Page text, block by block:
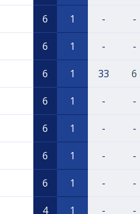
6 1 - -
6 1 - -
6 1 33 6
6 1 - -
6 1 - -
6 1 - -
6 1 - -
4 1 - -